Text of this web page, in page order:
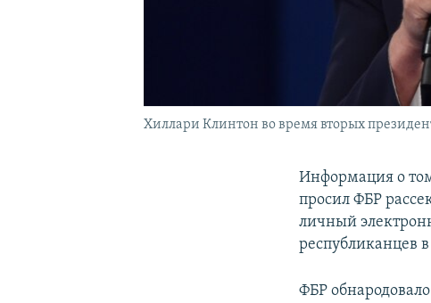
Хиллари Клинтон во время вторых
Информация о
просил ФБР
личный
республиканцев
ФБР